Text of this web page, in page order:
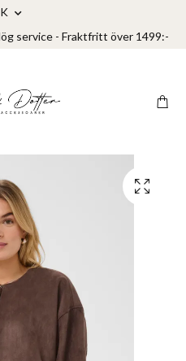
service - Fraktfritt över 1499:-